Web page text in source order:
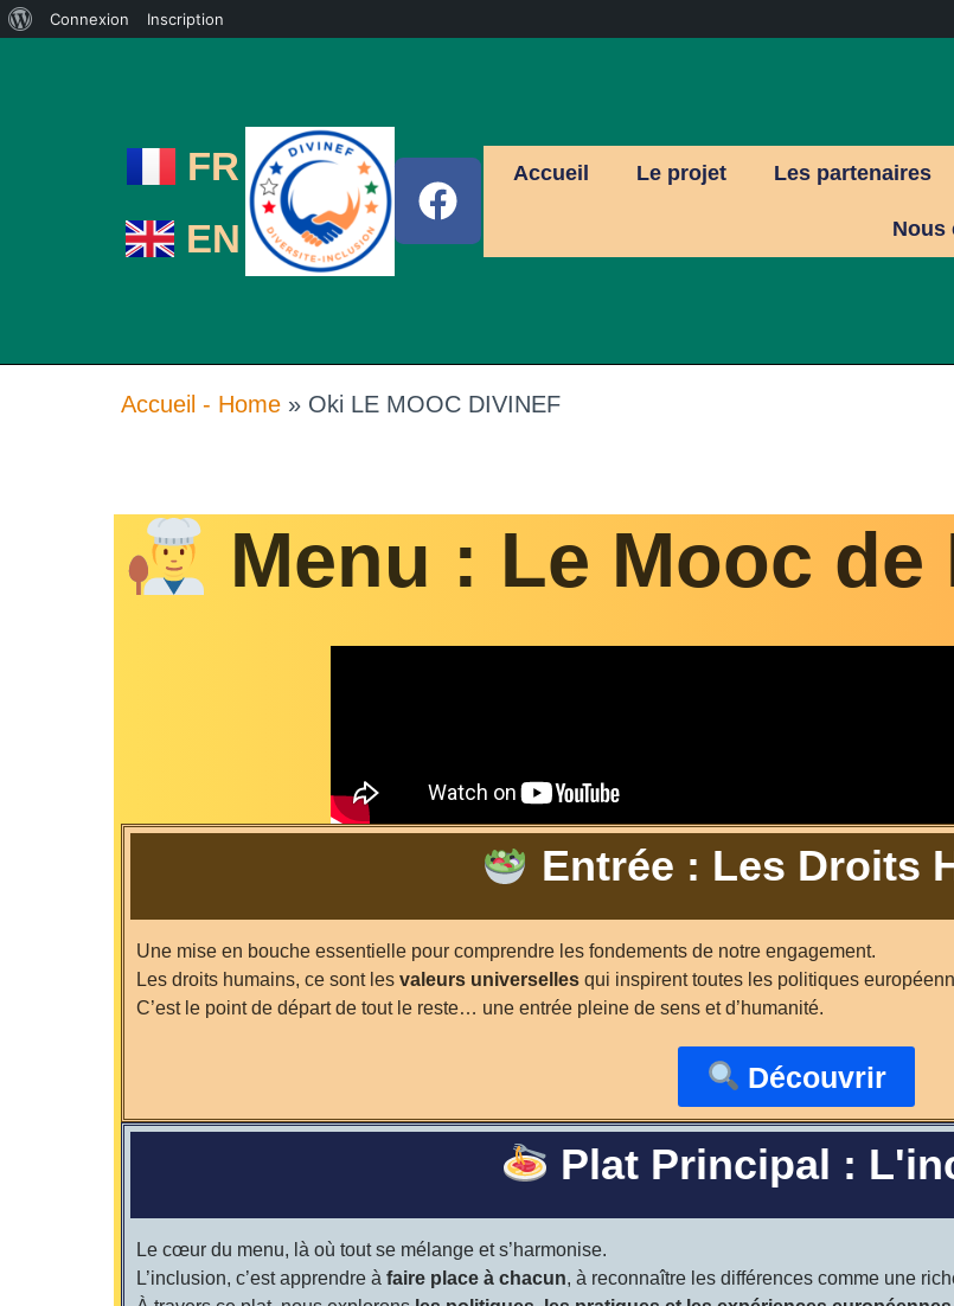
Connexion Inscription
FR
EN
Accueil Le projet Les partenaires
Nous
Accueil - Home » Oki LE MOOC DIVINEF
Menu : Le Mooc de
Entrée : Les Droits
Une mise en bouche essentielle pour comprendre les fondements de notre engagement.
Les droits humains, ce sont les valeurs universelles qui inspirent toutes les politiques
C’est le point de départ de tout le reste… une entrée pleine de sens et d’humanité.
Découvrir
Plat Principal :
Le cœur du menu, là où tout se mélange et s’harmonise.
L’inclusion, c’est apprendre à faire place à chacun, à reconnaître les différences comme une